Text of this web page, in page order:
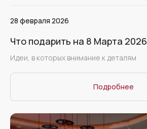
28 февраля 2026
Что подарить на 8 Марта 2026
Идеи, в которых внимание к деталям
Подробнее